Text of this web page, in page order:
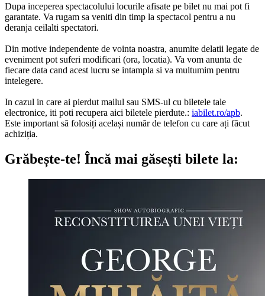
Dupa inceperea spectacolului locurile afisate pe bilet nu mai pot fi
garantate. Va rugam sa veniti din timp la spectacol pentru a nu
deranja ceilalti spectatori.
Din motive independente de vointa noastra, anumite delatii legate de
eveniment pot suferi modificari (ora, locatia). Va vom anunta de
fiecare data cand acest lucru se intampla si va multumim pentru
intelegere.
In cazul in care ai pierdut mailul sau SMS-ul cu biletele tale
electronice, iti poti recupera aici biletele pierdute.: iabilet.ro/apb.
Este important să folosiți același număr de telefon cu care ați făcut
achiziția.
Grăbește-te! Încă mai găsești bilete la: